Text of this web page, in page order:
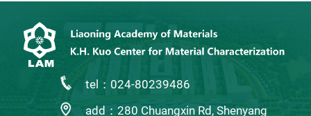
tel：024-80239486
add：280 Chuangxin Rd, Shenyang